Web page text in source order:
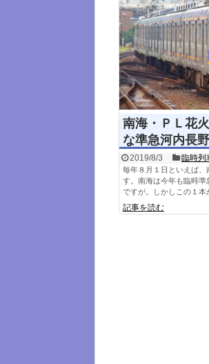
南海・ＰＬ花
な準急河内長
2019/8/3 臨時列
毎年８月１日といえば
す。南海は今年も臨時
ですが。しかしこの１本
記事を読む